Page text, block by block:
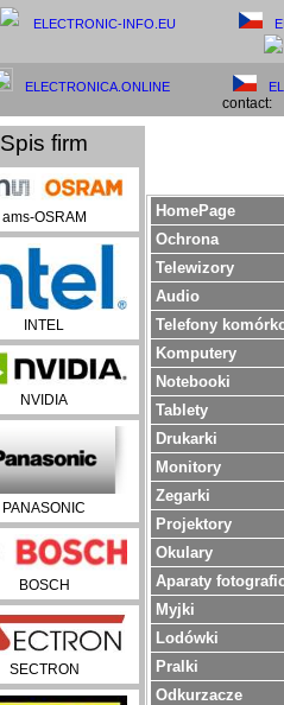
ELECTRONIC-INFO.EU
ELECTRONICA.ONLINE
contact:
Spis firm
ams-OSRAM
INTEL
NVIDIA
PANASONIC
BOSCH
SECTRON
HomePage
Ochrona
Telewizory
Audio
Telefony
Komputery
Notebooki
Tablety
Drukarki
Monitory
Zegarki
Projektory
Okulary
Aparaty
Myjki
Lodówki
Pralki
Odkurzacze